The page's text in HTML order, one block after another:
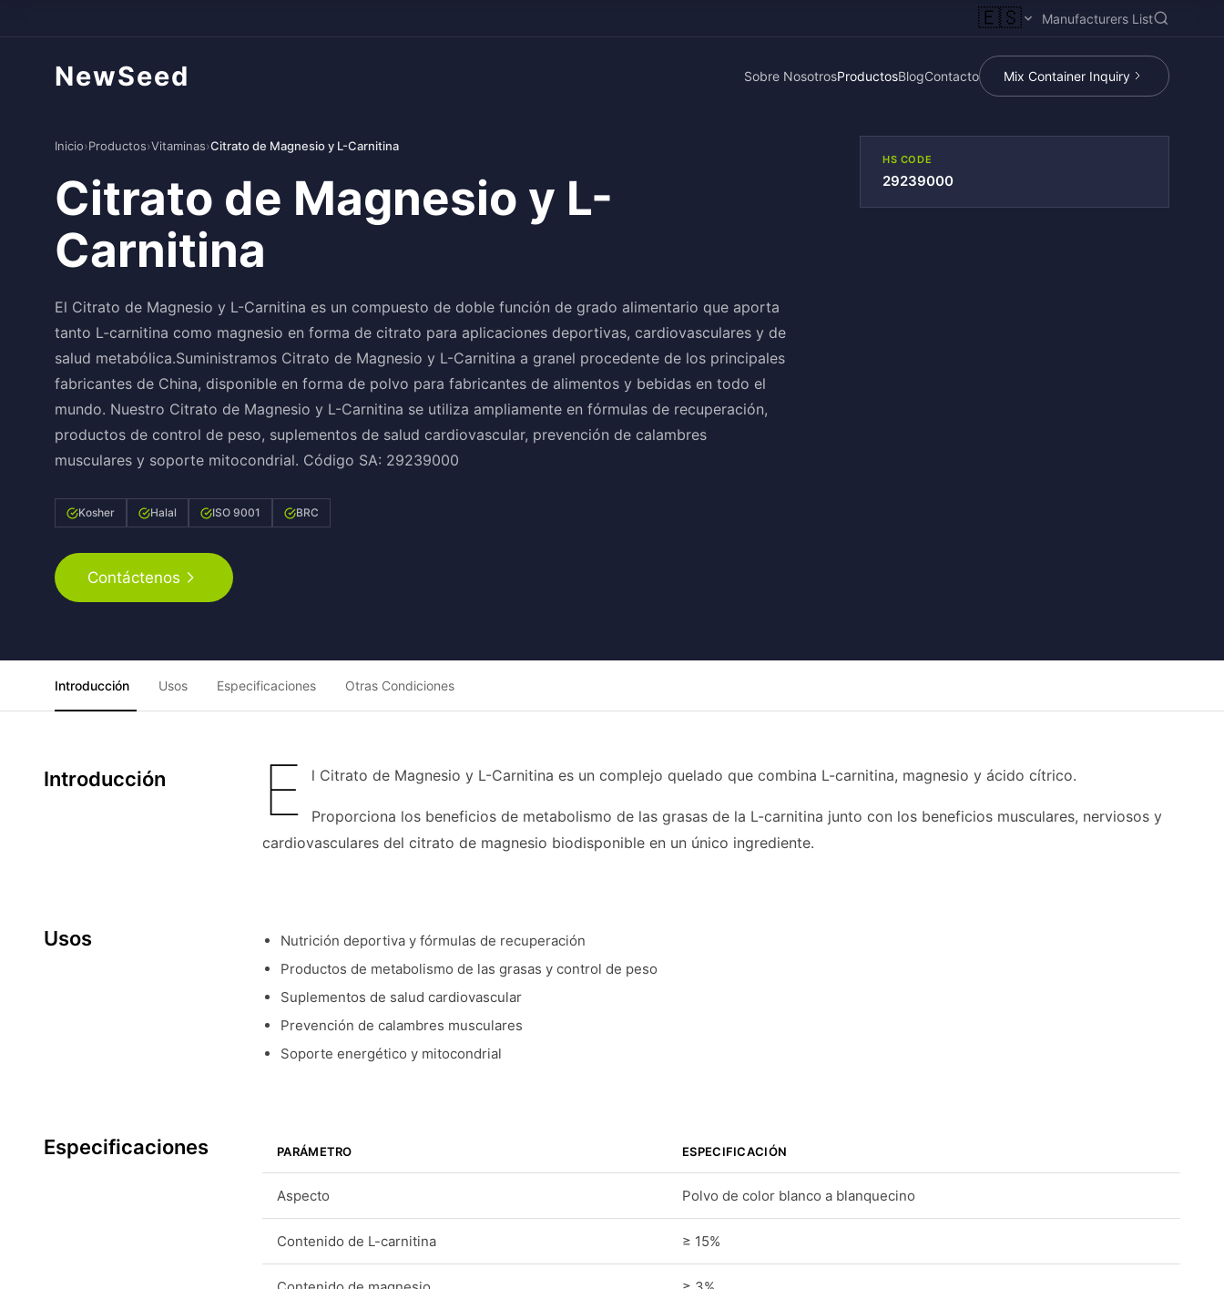
🇪🇸 Manufacturers List
NewSeed Sobre NosotrosProductosBlogContacto Mix Container Inquiry
Inicio›Productos›Vitaminas›Citrato de Magnesio y L-Carnitina
Citrato de Magnesio y L-
Carnitina
El Citrato de Magnesio y L-Carnitina es un compuesto de doble función de grado alimentario que aporta
tanto L-carnitina como magnesio en forma de citrato para aplicaciones deportivas, cardiovasculares y de
salud metabólica.Suministramos Citrato de Magnesio y L-Carnitina a granel procedente de los principales
fabricantes de China, disponible en forma de polvo para fabricantes de alimentos y bebidas en todo el
mundo. Nuestro Citrato de Magnesio y L-Carnitina se utiliza ampliamente en fórmulas de recuperación,
productos de control de peso, suplementos de salud cardiovascular, prevención de calambres
musculares y soporte mitocondrial. Código SA: 29239000
Kosher Halal ISO 9001 BRC
Contáctenos
HS CODE
29239000
Introducción Usos Especificaciones Otras Condiciones
Introducción E l Citrato de Magnesio y L-Carnitina es un complejo quelado que combina L-carnitina, magnesio y ácido cítrico.
Proporciona los beneficios de metabolismo de las grasas de la L-carnitina junto con los beneficios musculares, nerviosos y
cardiovasculares del citrato de magnesio biodisponible en un único ingrediente.
Usos
Nutrición deportiva y fórmulas de recuperación
Productos de metabolismo de las grasas y control de peso
Suplementos de salud cardiovascular
Prevención de calambres musculares
Soporte energético y mitocondrial
Especificaciones PARÁMETRO ESPECIFICACIÓN
Aspecto Polvo de color blanco a blanquecino
Contenido de L-carnitina ≥ 15%